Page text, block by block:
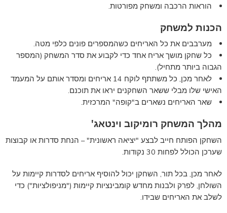
הוראות הרכבה ומשחק מפורטות.
הכנות למשחק
מערבבים את כל האריחים כשהמספרים פונים כלפי מטה.
כל שחקן מושך אריח אחד כדי לקבוע את סדר המשחק (המספר
הגבוה ביותר מתחיל).
לאחר מכן, כל משתתף לוקח 14 אריחים ומסדר אותם על המעמד
האישי שלו מבלי ששאר השחקנים יראו את תוכנם.
שאר האריחים נשארים ב"קופה" המרכזית.
מהלך המשחק רומיקוב וינטאג'
השחקן הפותח חייב לבצע "יציאה ראשונית" – הנחת סדרות או קבוצות
שערכן הכולל לפחות 30 נקודות.
לאחר מכן, בכל תור, השחקן יכול להוסיף אריחים לסדרות קיימות על
השולחן, לפרק ולבנות מחדש קומבינציות קיימות ("מניפולציות") כדי
לשלב את האריחים שבידו.